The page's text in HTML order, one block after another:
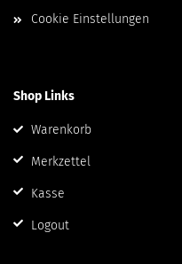
Cookie Einstellungen
Shop Links
Warenkorb
Merkzettel
Kasse
Logout